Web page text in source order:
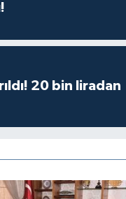
20 bin liradan